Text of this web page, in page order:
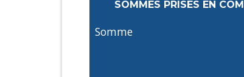
SOMMES PRISES EN
Somme